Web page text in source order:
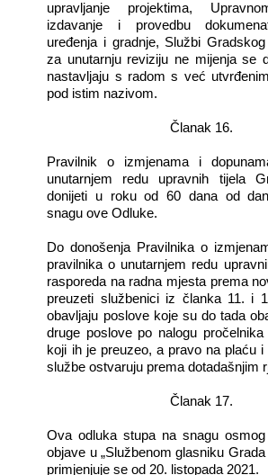
upravljanje projektima,
izdavanje i provedbu
uređenja i gradnje, Službi
za unutarnju reviziju ne mijenja se
nastavljaju s radom s već
pod istim nazivom.
Članak 16.
Pravilnik o izmjenama i
unutarnjem redu upravnih tijela
donijeti u roku od 60 dana od
snagu ove Odluke.
Do donošenja Pravilnika o
pravilnika o unutarnjem redu
rasporeda na radna mjesta prema
preuzeti službenici iz članka 11. i
obavljaju poslove koje su do tada
druge poslove po nalogu pročelnika
koji ih je preuzeo, a pravo na plaću
službe ostvaruju prema dotadašnjim
Članak 17.
Ova odluka stupa na snagu
objave u „Službenom glasniku
primjenjuje se od 20. listopada 2021.